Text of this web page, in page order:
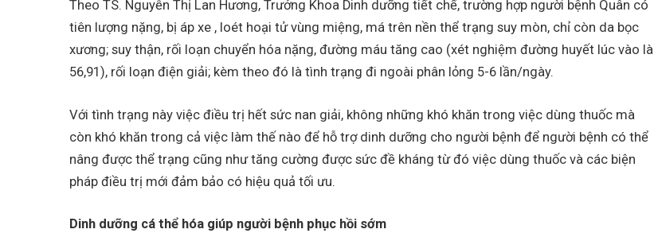
Theo TS. Nguyễn Thị Lan Hương, Trưởng Khoa Dinh dưỡng tiết chế, trường hợp người bệnh Quân có
tiên lượng nặng, bị áp xe , loét hoại tử vùng miệng, má trên nền thể trạng suy mòn, chỉ còn da bọc
xương; suy thận, rối loạn chuyển hóa nặng, đường máu tăng cao (xét nghiệm đường huyết lúc vào là
56,91), rối loạn điện giải; kèm theo đó là tình trạng đi ngoài phân lỏng 5-6 lần/ngày.
Với tình trạng này việc điều trị hết sức nan giải, không những khó khăn trong việc dùng thuốc mà
còn khó khăn trong cả việc làm thế nào để hỗ trợ dinh dưỡng cho người bệnh để người bệnh có thể
nâng được thể trạng cũng như tăng cường được sức đề kháng từ đó việc dùng thuốc và các biện
pháp điều trị mới đảm bảo có hiệu quả tối ưu.
Dinh dưỡng cá thể hóa giúp người bệnh phục hồi sớm